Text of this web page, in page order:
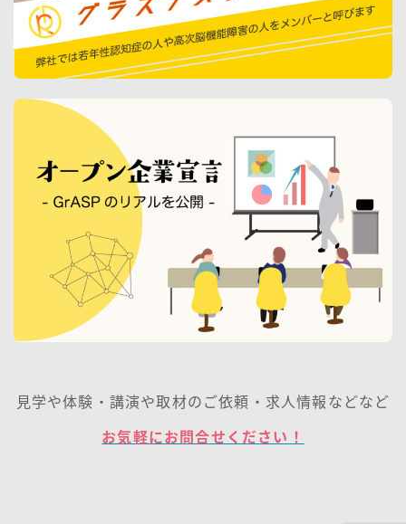
見学や体験・講演や取材のご依頼・求人情報などなど
お気軽にお問合せください！